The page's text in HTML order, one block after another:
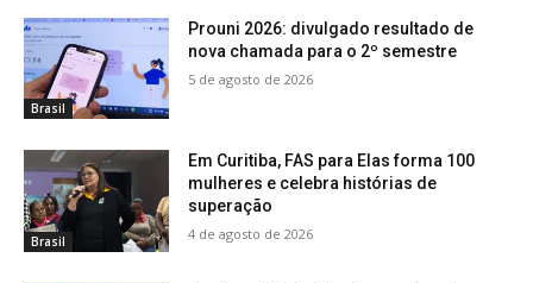
Brasil
Prouni 2026: divulgado resultado de
nova chamada para o 2º semestre
5 de agosto de 2026
Brasil
Em Curitiba, FAS para Elas forma 100
mulheres e celebra histórias de
superação
4 de agosto de 2026